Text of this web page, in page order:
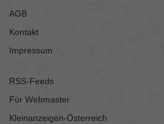
AGB
Kontakt
Impressum
RSS-Feeds
Für Webmaster
Kleinanzeigen-Österreich